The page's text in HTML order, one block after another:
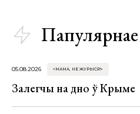
Папулярнае
05.08.2026 «МАМА, НЕ ЖУРЫСЯ!»
Залегчы на дно ў Крыме